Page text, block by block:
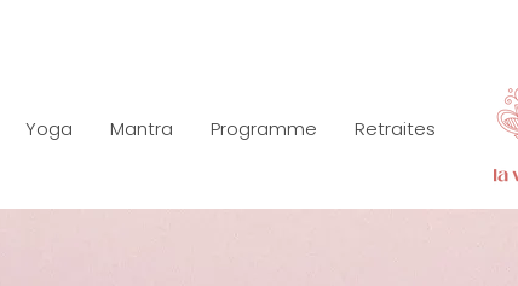
Yoga Mantra Programme Retraites